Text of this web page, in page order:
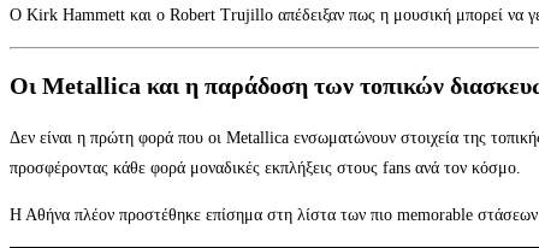
Ο Kirk Hammett και ο Robert Trujillo απέδειξαν πως η μουσική μπορεί να
Οι Metallica και η παράδοση των τοπικών
Δεν είναι η πρώτη φορά που οι Metallica ενσωματώνουν στοιχεία της
προσφέροντας κάθε φορά μοναδικές εκπλήξεις στους fans ανά τον κόσμο.
Η Αθήνα πλέον προστέθηκε επίσημα στη λίστα των πιο memorable